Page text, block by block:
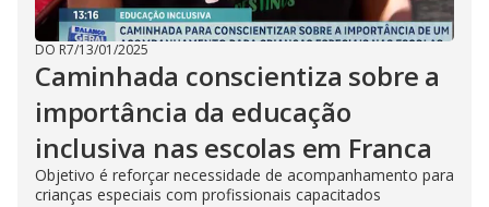
DO R7/13/01/2025
Caminhada conscientiza sobre a
importância da educação
inclusiva nas escolas em Franca
Objetivo é reforçar necessidade de acompanhamento para
crianças especiais com profissionais capacitados